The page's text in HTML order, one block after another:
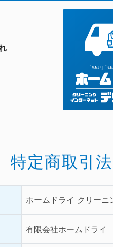
特定商取引
ホームドライ クリーニ
有限会社ホームドライ